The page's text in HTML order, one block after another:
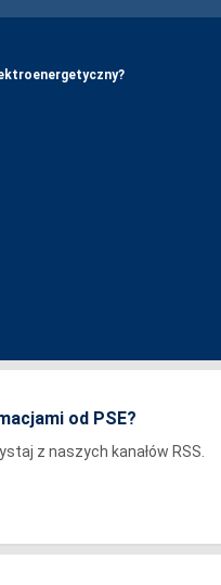
od PSE?
z naszych kanałów RSS.